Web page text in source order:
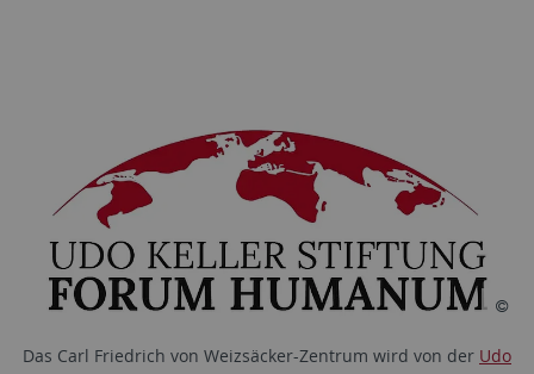
Das Carl Friedrich von Weizsäcker-Zentrum wird von der Udo